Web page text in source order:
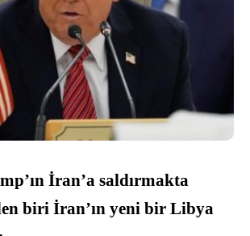
İran’a saldırmakta
biri İran’ın yeni bir Libya